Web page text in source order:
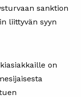
sanktion
liittyvän syyn
on